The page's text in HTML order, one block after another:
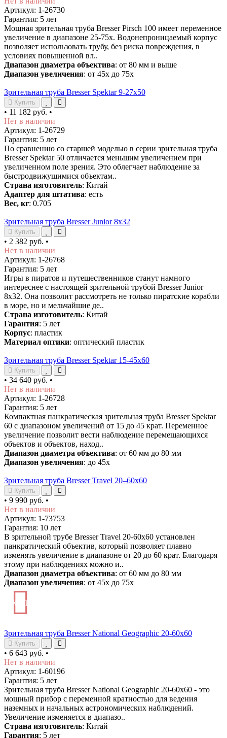
Артикул: 1-26730
Гарантия: 5 лет
Мощная зрительная труба Bresser Pirsch 100 имеет переменное
увеличение в диапазоне 25-75x. Водонепроницаемый корпус
позволяет использовать трубу, без риска повреждения, в
условиях повышенной вл..
Диапазон диаметра объектива: от 80 мм и выше
Диапазон увеличения: от 45х до 75х
Зрительная труба Bresser Spektar 9-27x50
Купить
• 11 182 руб. •
Нет в наличии
Артикул: 1-26729
Гарантия: 5 лет
По сравнению со старшей моделью в серии зрительная труба
Bresser Spektar 50 отличается меньшим увеличением при
увеличенном поле зрения. Это облегчает наблюдение за
быстродвижущимися объектам..
Страна изготовитель: Китай
Адаптер для штатива: есть
Вес, кг: 0.705
Зрительная труба Bresser Junior 8x32
Купить
• 2 382 руб. •
Нет в наличии
Артикул: 1-26768
Гарантия: 5 лет
Игры в пиратов и путешественников станут намного
интереснее с настоящей зрительной трубой Bresser Junior
8x32. Она позволит рассмотреть не только пиратские корабли
в море, но и мельчайшие де..
Страна изготовитель: Китай
Гарантия: 5 лет
Корпус: пластик
Материал оптики: оптический пластик
Зрительная труба Bresser Spektar 15-45x60
Купить
• 34 640 руб. •
Нет в наличии
Артикул: 1-26728
Гарантия: 5 лет
Компактная панкратическая зрительная труба Bresser Spektar
60 с диапазоном увеличений от 15 до 45 крат. Переменное
увеличение позволит вести наблюдение перемещающихся
объектов и объектов, наход..
Диапазон диаметра объектива: от 60 мм до 80 мм
Диапазон увеличения: до 45х
Зрительная труба Bresser Travel 20–60x60
Купить
• 9 990 руб. •
Нет в наличии
Артикул: 1-73753
Гарантия: 10 лет
В зрительной трубе Bresser Travel 20-60x60 установлен
панкратический объектив, который позволяет плавно
изменять увеличение в диапазоне от 20 до 60 крат. Благодаря
этому при наблюдениях можно и..
Диапазон диаметра объектива: от 60 мм до 80 мм
Диапазон увеличения: от 45х до 75х
ХИТ
Зрительная труба Bresser National Geographic 20-60x60
Купить
• 6 643 руб. •
Нет в наличии
Артикул: 1-60196
Гарантия: 5 лет
Зрительная труба Bresser National Geographic 20-60x60 - это
мощный прибор с переменной кратностью для ведения
наземных и начальных астрономических наблюдений.
Увеличение изменяется в диапазо..
Страна изготовитель: Китай
Гарантия: 5 лет